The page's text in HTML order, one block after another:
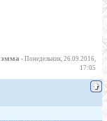
эмма - Понедельник, 26.09.2016,
17:05